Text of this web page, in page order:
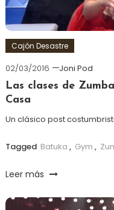
Cajón Desastre
02/03/2016
Joni Pod
Las clases de
Casa
Un clásico post
Tagged Batuka , Gym ,
Leer más